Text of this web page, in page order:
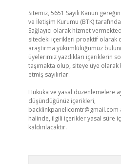
Sitemiz, 5651 Sayılı Kanun
ve İletişim Kurumu (BTK)
Sağlayıcı olarak hizmet
sitedeki içerikleri proaktif olarak
araştırma yükümlülüğümüz
üyelerimiz yazdıkları içeriklerin
taşımakta olup, siteye üye
etmiş sayılırlar.
Hukuka ve yasal düzenlemelere
düşündüğünüz içerikleri,
backlinkpanelicomtr@gmail.com
halinde, ilgili içerikler yasal süre
kaldırılacaktır.